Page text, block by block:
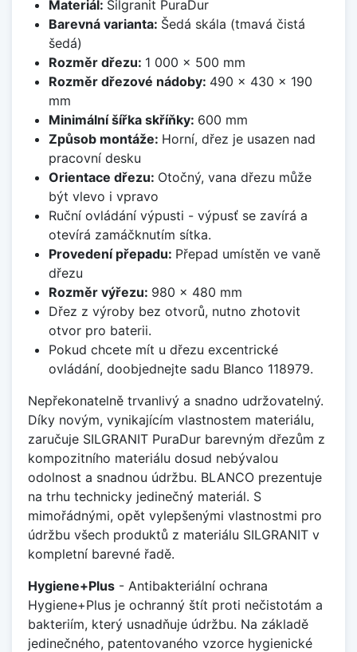
Materiál: Silgranit PuraDur
Barevná varianta: Šedá skála (tmavá čistá
šedá)
Rozměr dřezu: 1 000 x 500 mm
Rozměr dřezové nádoby: 490 x 430 x 190
mm
Minimální šířka skříňky: 600 mm
Způsob montáže: Horní, dřez je usazen nad
pracovní desku
Orientace dřezu: Otočný, vana dřezu může
být vlevo i vpravo
Ruční ovládání výpusti - výpusť se zavírá a
otevírá zamáčknutím sítka.
Provedení přepadu: Přepad umístěn ve vaně
dřezu
Rozměr výřezu: 980 x 480 mm
Dřez z výroby bez otvorů, nutno zhotovit
otvor pro baterii.
Pokud chcete mít u dřezu excentrické
ovládání, doobjednejte sadu Blanco 118979.
Nepřekonatelně trvanlivý a snadno udržovatelný.
Díky novým, vynikajícím vlastnostem materiálu,
zaručuje SILGRANIT PuraDur barevným dřezům z
kompozitního materiálu dosud nebývalou
odolnost a snadnou údržbu. BLANCO prezentuje
na trhu technicky jedinečný materiál. S
mimořádnými, opět vylepšenými vlastnostmi pro
údržbu všech produktů z materiálu SILGRANIT v
kompletní barevné řadě.
Hygiene+Plus - Antibakteriální ochrana
Hygiene+Plus je ochranný štít proti nečistotám a
bakteriím, který usnadňuje údržbu. Na základě
jedinečného, patentovaného vzorce hygienické